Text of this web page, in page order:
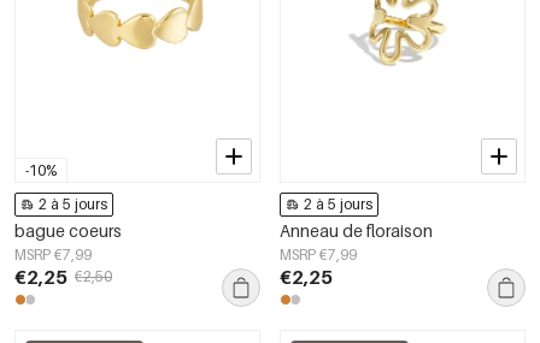
-10%
2 à 5 jours
bague coeurs
MSRP €7,99
€2,25 €2,50
2 à 5 jours
Anneau de floraison
MSRP €7,99
€2,25